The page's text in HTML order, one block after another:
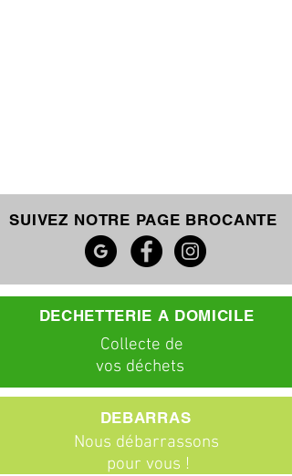
SUIVEZ NOTRE PAGE BROCANTE
DECHETTERIE A DOMICILE
Collecte de
vos déchets
DEBARRAS
Nous débarrassons
pour vous !